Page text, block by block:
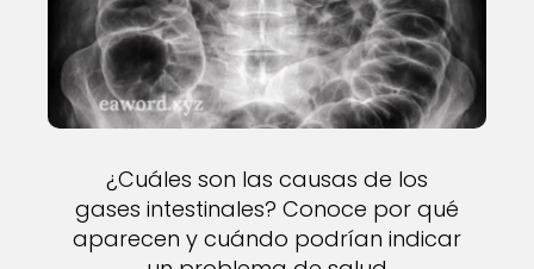
¿Cuáles son las causas de los
gases intestinales? Conoce por qué
aparecen y cuándo podrían indicar